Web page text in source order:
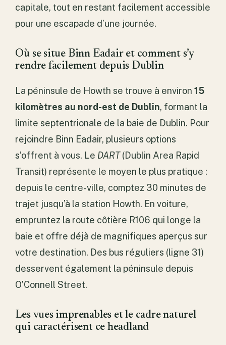
capitale, tout en restant facilement accessible
pour une escapade d’une journée.
Où se situe Binn Eadair et comment s’y
rendre facilement depuis Dublin
La péninsule de Howth se trouve à environ15
kilomètres au nord-est de Dublin, formant la
limite septentrionale de la baie de Dublin. Pour
rejoindre Binn Eadair, plusieurs options
s’offrent à vous. Le DART(Dublin Area Rapid
Transit) représente le moyen le plus pratique :
depuis le centre-ville, comptez 30 minutes de
trajet jusqu’à la station Howth. En voiture,
empruntez la route côtière R106 qui longe la
baie et offre déjà de magnifiques aperçus sur
votre destination. Des bus réguliers (ligne 31)
desservent également la péninsule depuis
O’Connell Street.
Les vues imprenables et le cadre naturel
qui caractérisent ce headland